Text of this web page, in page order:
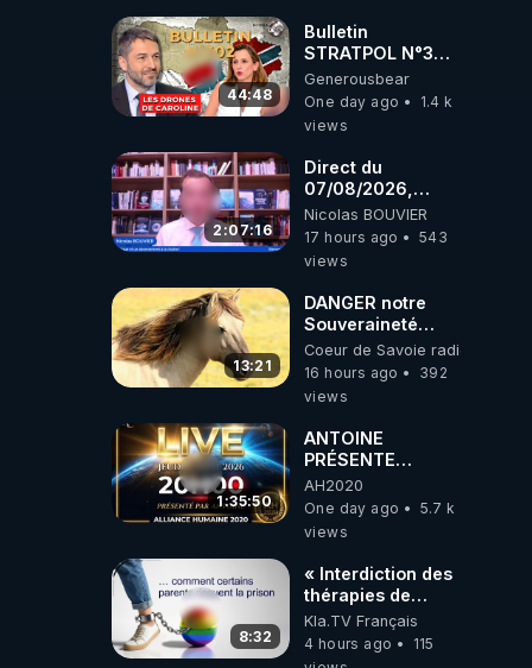
brigades
ukrainienne
44:48
Bulletin
STRATPOL N°302.
Armée des
drones, MS-21 en
série, missiles
07.08.2026.
Generousbear
One day ago
1.4 k
views
2:07:16
Direct du
07/08/2026,
présenté par
Nicolas BOUVIER
Nicolas BOUVIER
17 hours ago
543
views
13:21
DANGER notre
Souveraineté
Alimentaire est
attaqué...
Coeur de Savoie radioweb TV
16 hours ago
392
views
1:35:50
ANTOINE
PRÉSENTE
AH2020 LE LIVE
20H ***DU
06/08/2026***
AH2020
One day ago
5.7 k
views
8:32
« Interdiction des
thérapies de
conversion »
Kla.TV Français
4 hours ago
115